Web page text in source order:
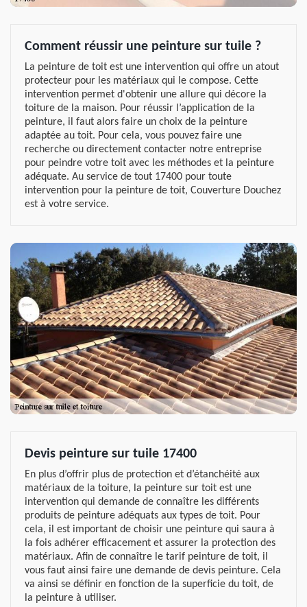
Comment réussir une peinture sur tuile ?
La peinture de toit est une intervention qui offre un atout
protecteur pour les matériaux qui le compose. Cette
intervention permet d'obtenir une allure qui décore la
toiture de la maison. Pour réussir l’application de la
peinture, il faut alors faire un choix de la peinture
adaptée au toit. Pour cela, vous pouvez faire une
recherche ou directement contacter notre entreprise
pour peindre votre toit avec les méthodes et la peinture
adéquate. Au service de tout 17400 pour toute
intervention pour la peinture de toit, Couverture Douchez
est à votre service.
Devis peinture sur tuile 17400
En plus d’offrir plus de protection et d’étanchéité aux
matériaux de la toiture, la peinture sur toit est une
intervention qui demande de connaître les différents
produits de peinture adéquats aux types de toit. Pour
cela, il est important de choisir une peinture qui saura à
la fois adhérer efficacement et assurer la protection des
matériaux. Afin de connaître le tarif peinture de toit, il
vous faut ainsi faire une demande de devis peinture. Cela
va ainsi se définir en fonction de la superficie du toit, de
la peinture à utiliser.